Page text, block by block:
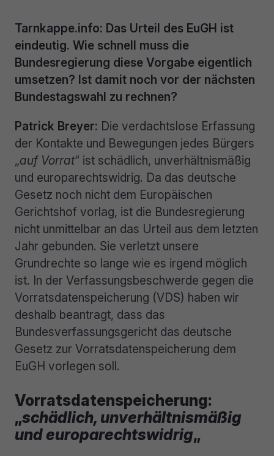
Tarnkappe.info: Das Urteil des EuGH ist
eindeutig. Wie schnell muss die
Bundesregierung diese Vorgabe eigentlich
umsetzen? Ist damit noch vor der nächsten
Bundestagswahl zu rechnen?
Patrick Breyer: Die verdachtslose Erfassung
der Kontakte und Bewegungen jedes Bürgers
„auf Vorrat“ ist schädlich, unverhältnismäßig
und europarechtswidrig. Da das deutsche
Gesetz noch nicht dem Europäischen
Gerichtshof vorlag, ist die Bundesregierung
nicht unmittelbar an das Urteil aus dem letzten
Jahr gebunden. Sie verletzt unsere
Grundrechte so lange wie es irgend möglich
ist. In der Verfassungsbeschwerde gegen die
Vorratsdatenspeicherung (VDS) haben wir
deshalb beantragt, dass das
Bundesverfassungsgericht das deutsche
Gesetz zur Vorratsdatenspeicherung dem
EuGH vorlegen soll.
Vorratsdatenspeicherung:
„schädlich, unverhältnismäßig
und europarechtswidrig„